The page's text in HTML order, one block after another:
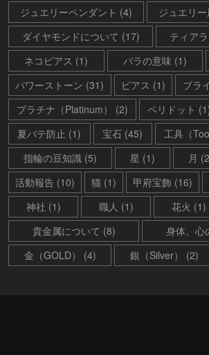
ジュエリーペンダント (4)
ジュエリ
ダイヤモンドについて (17)
ティア
ネコピアス (1)
バラの意味 (1)
パワーストーン (31)
ピアス (1)
ブラ
プラチナ（Platinum） (2)
ペリドット
夏バテ防止 (1)
宝石 (45) 工具（
指輪の豆知識 (5)
星 (1) 月
活動報告 (10)
猫 (1) 甲府宝飾 (16)
神社 (1)
職人 (1) 花火 (1)
貴金属について (8)
身体、心
金（GOLD） (4)
銀（Silver） (2)